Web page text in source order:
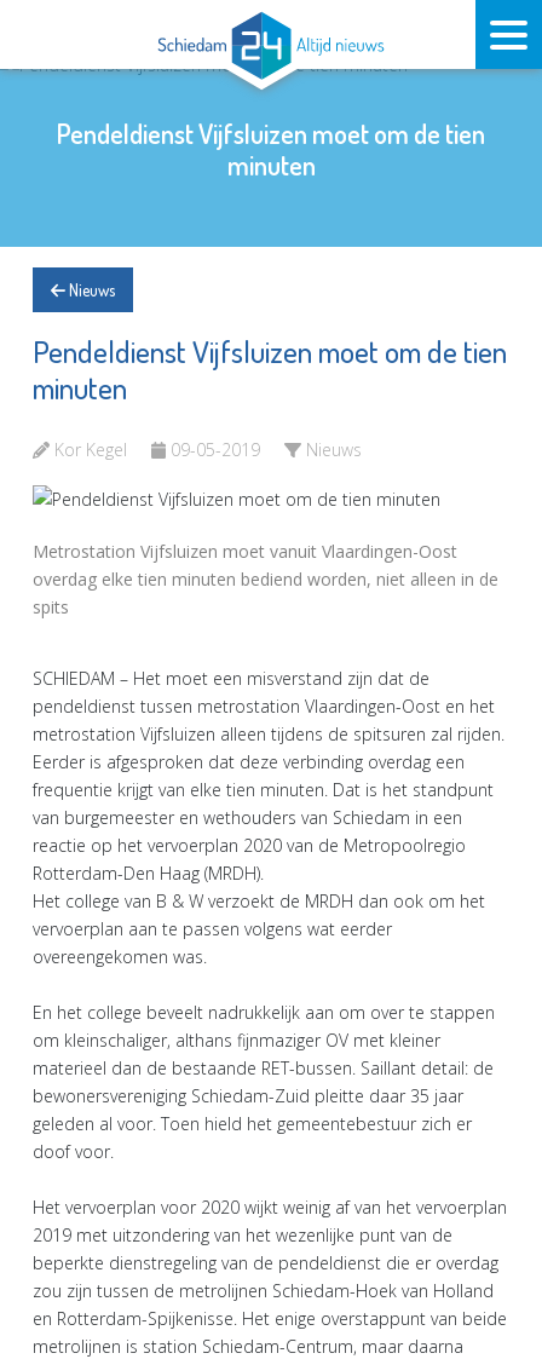
Pendeldienst Vijfsluizen moet om de tien
minuten
Nieuws
Pendeldienst Vijfsluizen moet om de tien
minuten
Kor Kegel 09-05-2019 Nieuws
Metrostation Vijfsluizen moet vanuit Vlaardingen-Oost
overdag elke tien minuten bediend worden, niet alleen in de
spits
SCHIEDAM – Het moet een misverstand zijn dat de
pendeldienst tussen metrostation Vlaardingen-Oost en het
metrostation Vijfsluizen alleen tijdens de spitsuren zal rijden.
Eerder is afgesproken dat deze verbinding overdag een
frequentie krijgt van elke tien minuten. Dat is het standpunt
van burgemeester en wethouders van Schiedam in een
reactie op het vervoerplan 2020 van de Metropoolregio
Rotterdam-Den Haag (MRDH).
Het college van B & W verzoekt de MRDH dan ook om het
vervoerplan aan te passen volgens wat eerder
overeengekomen was.
En het college beveelt nadrukkelijk aan om over te stappen
om kleinschaliger, althans fijnmaziger OV met kleiner
materieel dan de bestaande RET-bussen. Saillant detail: de
bewonersvereniging Schiedam-Zuid pleitte daar 35 jaar
geleden al voor. Toen hield het gemeentebestuur zich er
doof voor.
Het vervoerplan voor 2020 wijkt weinig af van het vervoerplan
2019 met uitzondering van het wezenlijke punt van de
beperkte dienstregeling van de pendeldienst die er overdag
zou zijn tussen de metrolijnen Schiedam-Hoek van Holland
en Rotterdam-Spijkenisse. Het enige overstappunt van beide
metrolijnen is station Schiedam-Centrum, maar daarna